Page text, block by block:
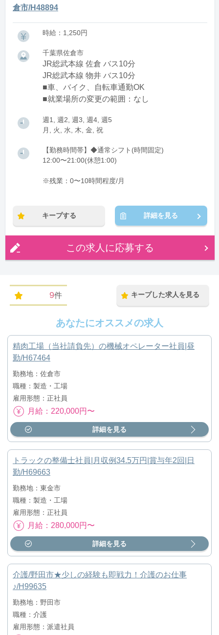
倉市/H48894
時給：1,250円
千葉県佐倉市
JR総武本線 佐倉 バス10分
JR総武本線 物井 バス10分
■車、バイク、自転車通勤OK
■就業場所の変更の範囲：なし
週1, 週2, 週3, 週4, 週5
月, 火, 水, 木, 金, 祝
【勤務時間帯】◆通常シフト(時間固定)
12:00〜21:00(休憩1:00)
※残業：0〜10時間程度/月
キープする 詳細を見る
この求人に応募する
9件 キープした求人を見る
あなたにオススメの求人
精肉工場（当社請負先）の機械オペレーター社員|昼
勤/H67464
勤務地：佐倉市
職種：製造・工場
雇用形態：正社員
月給：220,000円〜
詳細を見る
トラックの整備士社員|月収例34.5万円|賞与年2回|日
勤/H69663
勤務地：東金市
職種：製造・工場
雇用形態：正社員
月給：280,000円〜
詳細を見る
介護/野田市★少しの経験も即戦力！介護のお仕事
♪/H99635
勤務地：野田市
職種：介護
雇用形態：派遣社員